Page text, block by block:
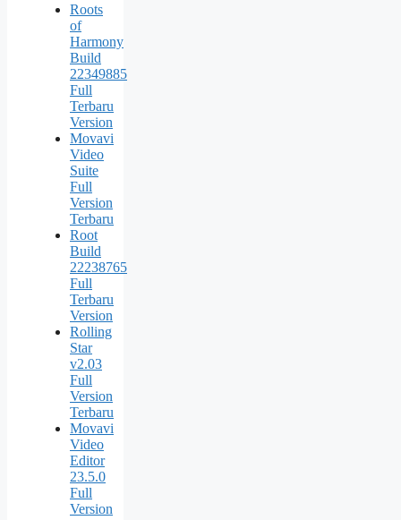
Roots
of
Harmony
Build
22349885
Full
Terbaru
Version
Movavi
Video
Suite
Full
Version
Terbaru
Root
Build
22238765
Full
Terbaru
Version
Rolling
Star
v2.03
Full
Version
Terbaru
Movavi
Video
Editor
23.5.0
Full
Version